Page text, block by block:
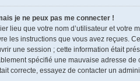
je ne peux pas me connecter !
lieu que votre nom d’utilisateur et votre
les instructions que vous avez reçues.
une session ; cette information était
spécifié une mauvaise adresse
correcte, essayez de contacter un